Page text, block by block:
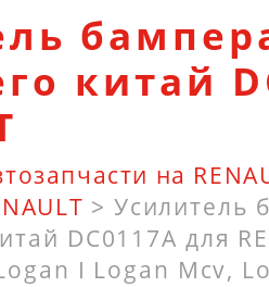
китай
на
> Усилитель
DC0117A для
I Logan Mcv,